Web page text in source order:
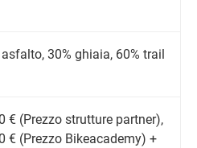
asfalto, 30% ghiaia, 60% trail
€ (Prezzo strutture partner),
€ (Prezzo Bikeacademy) +